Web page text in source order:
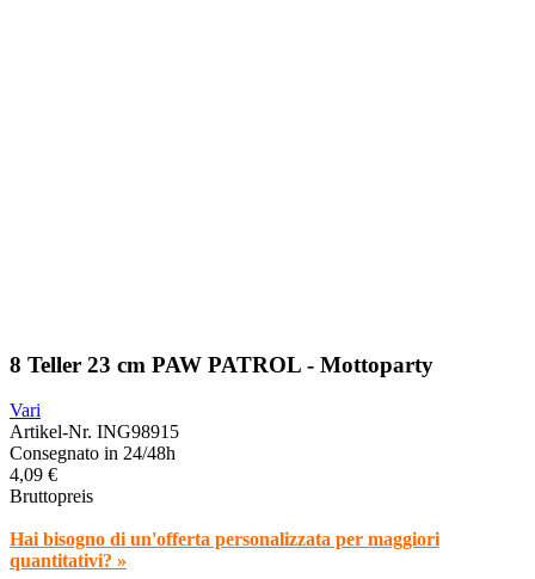
8 Teller 23 cm PAW PATROL - Mottoparty
Vari
Artikel-Nr. ING98915
Consegnato in 24/48h
4,09 €
Bruttopreis
Hai bisogno di un'offerta personalizzata per maggiori
quantitativi? »